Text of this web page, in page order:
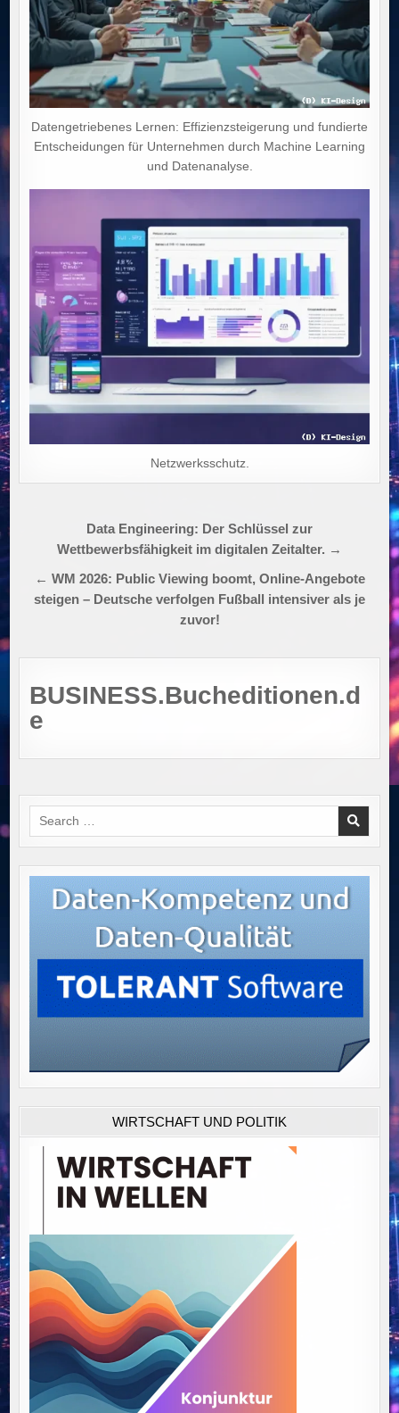
Datengetriebenes Lernen: Effizienzsteigerung und fundierte
Entscheidungen für Unternehmen durch Machine Learning
und Datenanalyse.
Netzwerksschutz.
Beitragsnavigation
Data Engineering: Der Schlüssel zur
Wettbewerbsfähigkeit im digitalen Zeitalter. →
← WM 2026: Public Viewing boomt, Online-Angebote
steigen – Deutsche verfolgen Fußball intensiver als je
zuvor!
BUSINESS.Bucheditionen.d
e
Search
for:
WIRTSCHAFT UND POLITIK